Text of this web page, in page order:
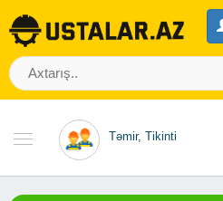
Təmir, Tikinti